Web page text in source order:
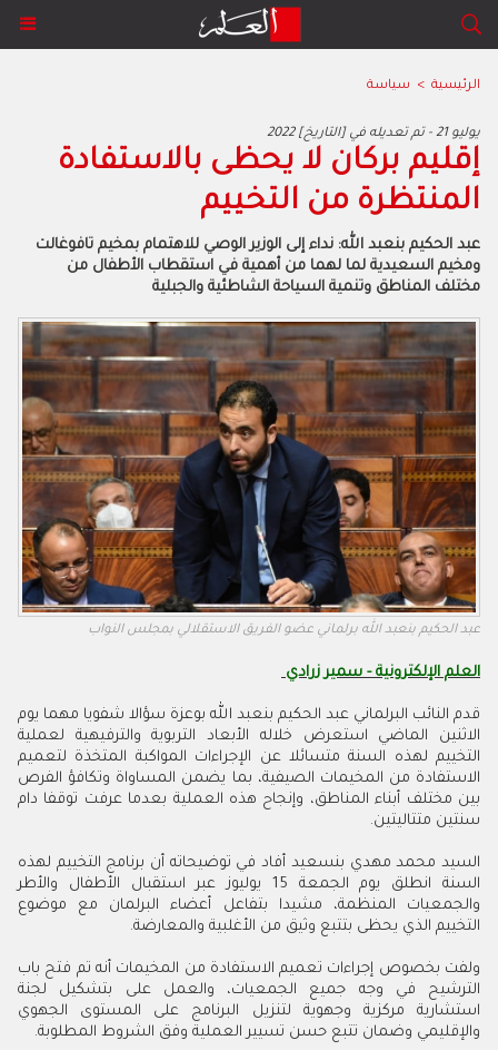
الرئيسية > سياسة
2022 يوليو 21 - تم تعديله في [التاريخ]
إقليم بركان لا يحظى بالاستفادة
المنتظرة من التخييم
عبد الحكيم بنعبد الله: نداء إلى الوزير الوصي للاهتمام بمخيم تافوغالت
ومخيم السعيدية لما لهما من أهمية في استقطاب الأطفال من
مختلف المناطق وتنمية السياحة الشاطئية والجبلية
عبد الحكيم بنعبد الله برلماني عضو الفريق الاستقلالي بمجلس النواب
العلم الإلكترونية - سمير زرادي
قدم النائب البرلماني عبد الحكيم بنعبد الله بوعزة سؤالا شفويا مهما يوم
الاثنين الماضي استعرض خلاله الأبعاد التربوية والترفيهية لعملية
التخييم لهذه السنة متسائلا عن الإجراءات المواكبة المتخذة لتعميم
الاستفادة من المخيمات الصيفية، بما يضمن المساواة وتكافؤ الفرص
بين مختلف أبناء المناطق، وإنجاح هذه العملية بعدما عرفت توقفا دام
سنتين متتاليتين.
السيد محمد مهدي بنسعيد أفاد في توضيحاته أن برنامج التخييم لهذه
السنة انطلق يوم الجمعة 15 يوليوز عبر استقبال الأطفال والأطر
والجمعيات المنظمة، مشيدا بتفاعل أعضاء البرلمان مع موضوع
التخييم الذي يحظى بتتبع وثيق من الأغلبية والمعارضة.
ولفت بخصوص إجراءات تعميم الاستفادة من المخيمات أنه تم فتح باب
الترشيح في وجه جميع الجمعيات، والعمل على بتشكيل لجنة
استشارية مركزية وجهوية لتنزيل البرنامج على المستوى الجهوي
والإقليمي وضمان تتبع حسن تسيير العملية وفق الشروط المطلوبة.